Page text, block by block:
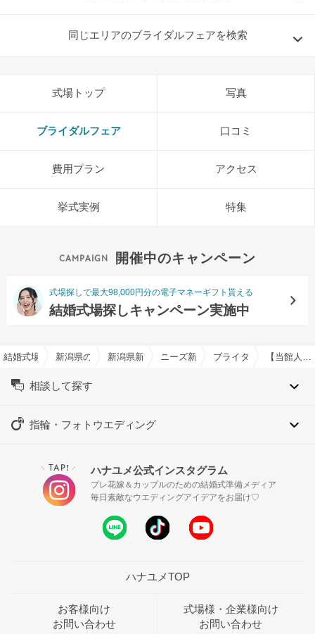
同じエリアのブライダルフェアを検索
式場トップ 写真
ブライダルフェア 口コミ
費用プラン アクセス
挙式実例 特集
開催中のキャンペーン
式場探しで最大98,000円分の電子マネーギフト貰える
結婚式場探しキャンペーン実施中
結婚式場を探すならハナユメ
新潟県の結婚式場一覧新潟県新潟市の結婚式場一覧
ニーズ新潟 by T&G WEDDING(旧
ブライダルフェア一覧【当館人気No1】開放的な貸切邸宅で過ごす非日常体験×豪華試食
相談して探す
指輪・フォトウエディング
＼ TAP! ／ ハナユメ公式インスタグラム
プレ花嫁＆カップルのための結婚式準備メディア
毎日素敵なウエディングアイデアをお届け♡
ハナユメTOP
お客様向け
お問い合わせ
式場様・企業様向け
お問い合わせ